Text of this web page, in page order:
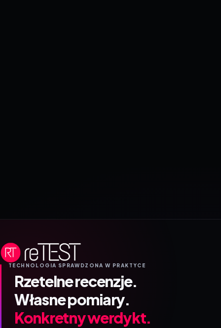
TECHNOLOGIA SPRAWDZONA W PRAKTYCE
Rzetelne recenzje.
Własne pomiary.
Konkretny werdykt.